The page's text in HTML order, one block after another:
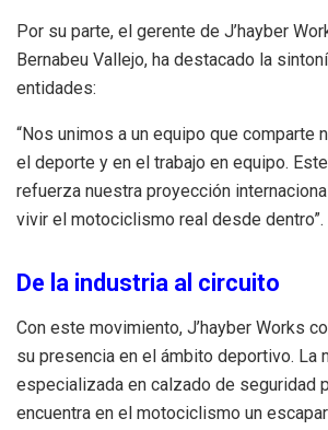
Por su parte, el gerente de J’hayber
Bernabeu Vallejo, ha destacado la
entidades:
“Nos unimos a un equipo que comparte
el deporte y en el trabajo en equipo.
refuerza nuestra proyección
vivir el motociclismo real desde dentro”.
De la industria al circuito
Con este movimiento, J’hayber Works
su presencia en el ámbito deportivo. La
especializada en calzado de seguridad
encuentra en el motociclismo un